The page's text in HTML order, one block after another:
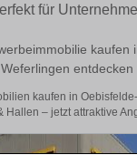
für
kaufen
Weferlingen entdecken
kaufen in
Hallen – jetzt attraktive